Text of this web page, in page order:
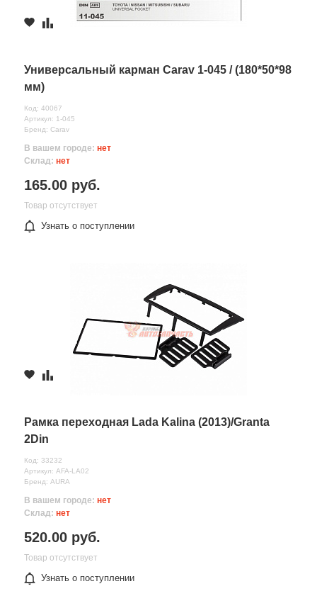
Универсальный карман Carav 1-045 / (180*50*98
мм)
Код: 40067
Артикул: 1-045
Бренд: Carav
В вашем городе: нет
Склад: нет
165.00 руб.
Товар отсутствует
Узнать о поступлении
Рамка переходная Lada Kalina (2013)/Granta
2Din
Код: 33232
Артикул: AFA-LA02
Бренд: AURA
В вашем городе: нет
Склад: нет
520.00 руб.
Товар отсутствует
Узнать о поступлении